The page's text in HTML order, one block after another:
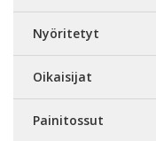
Nyöritetyt
Oikaisijat
Painitossut